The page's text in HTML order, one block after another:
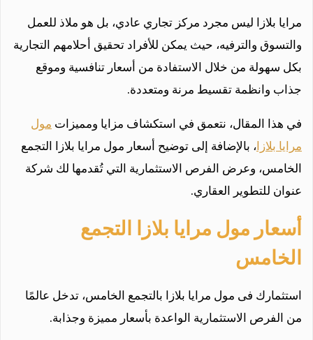
مرايا بلازا ليس مجرد مركز تجاري عادي، بل هو ملاذ للعمل
والتسوق والترفيه، حيث يمكن للأفراد تحقيق أحلامهم التجارية
بكل سهولة من خلال الاستفادة من أسعار تنافسية وموقع
جذاب وانظمة تقسيط مرنة ومتعددة.
في هذا المقال، نتعمق في استكشاف مزايا ومميزاتمول
مرايا بلازا، بالإضافة إلى توضيح أسعار مول مرايا بلازا التجمع
الخامس، وعرض الفرص الاستثمارية التي تُقدمها لك شركة
عنوان للتطوير العقاري.
أسعار مول مرايا بلازا التجمع
الخامس
استثمارك فى مول مرايا بلازا بالتجمع الخامس، تدخل عالمًا
من الفرص الاستثمارية الواعدة بأسعار مميزة وجذابة.